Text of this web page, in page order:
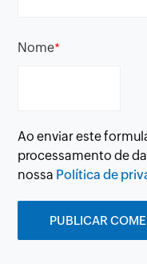
Nome*
Ao enviar este
processamento de
nossa Política de